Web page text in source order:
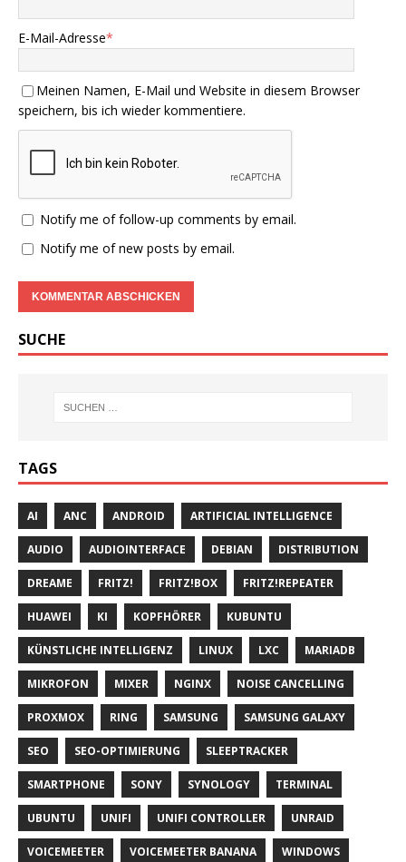
E-Mail-Adresse*
Meinen Namen, E-Mail und Website in diesem Browser
speichern, bis ich wieder kommentiere.
Notify me of follow-up comments by email.
Notify me of new posts by email.
SUCHE
TAGS
AI ANC ANDROID ARTIFICIAL INTELLIGENCE
AUDIO AUDIOINTERFACE DEBIAN DISTRIBUTION
DREAME FRITZ! FRITZ!BOX FRITZ!REPEATER
HUAWEI KI KOPFHÖRER KUBUNTU
KÜNSTLICHE INTELLIGENZ LINUX LXC MARIADB
MIKROFON MIXER NGINX NOISE CANCELLING
PROXMOX RING SAMSUNG SAMSUNG GALAXY
SEO SEO-OPTIMIERUNG SLEEPTRACKER
SMARTPHONE SONY SYNOLOGY TERMINAL
UBUNTU UNIFI UNIFI CONTROLLER UNRAID
VOICEMEETER VOICEMEETER BANANA WINDOWS